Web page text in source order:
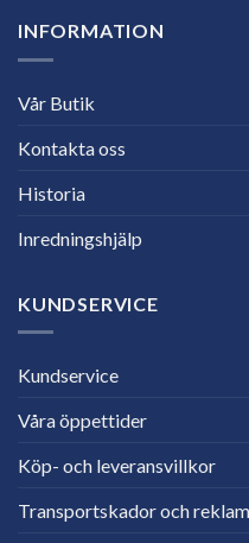
INFORMATION
Vår Butik
Kontakta oss
Historia
Inredningshjälp
KUNDSERVICE
Kundservice
Våra öppettider
Köp- och leveransvillkor
Transportskador och